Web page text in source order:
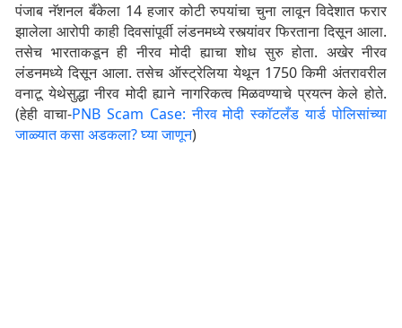
पंजाब नॅशनल बँकेला 14 हजार कोटी रुपयांचा चुना लावून विदेशात फरार
झालेला आरोपी काही दिवसांपूर्वी लंडनमध्ये रस्त्यांवर फिरताना दिसून आला.
तसेच भारताकडून ही नीरव मोदी ह्याचा शोध सुरु होता. अखेर नीरव
लंडनमध्ये दिसून आला. तसेच ऑस्ट्रेलिया येथून 1750 किमी अंतरावरील
वनाटू येथेसुद्धा नीरव मोदी ह्याने नागरिकत्व मिळवण्याचे प्रयत्न केले होते.
(हेही वाचा-PNB Scam Case: नीरव मोदी स्कॉटलँड यार्ड पोलिसांच्या
जाळ्यात कसा अडकला? घ्या जाणून)